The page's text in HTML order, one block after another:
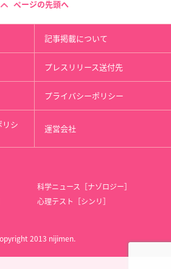
ページの先頭へ
記事掲載について
プレスリリース送付先
プライバシーポリシー
シ 運営会社
科学ニュース［ナゾロジー］
心理テスト［シンリ］
2013 nijimen.